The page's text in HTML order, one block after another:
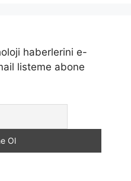
haberlerini e-
listeme abone